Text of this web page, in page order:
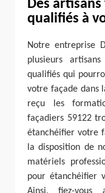
Des
qualifiés à
Notre entreprise
plusieurs
qualifiés qui
votre façade dans
reçu les
façadiers 59122
étanchéifier votre
la disposition de
matériels
pour étanchéifier